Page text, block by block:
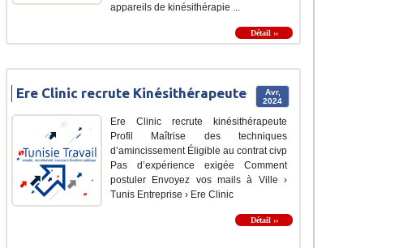
appareils de kinésithérapie ...
Détail ››
Avr,
2024
Ere Clinic recrute Kinésithérapeute
Ere Clinic recrute kinésithérapeute
Profil Maîtrise des techniques
d’amincissement Éligible au contrat civp
Pas d’expérience exigée Comment
postuler Envoyez vos mails à Ville ›
Tunis Entreprise › Ere Clinic
Détail ››